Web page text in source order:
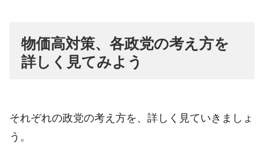
物価高対策、各政党の考え方を
詳しく見てみよう
それぞれの政党の考え方を、詳しく見ていきましょ
う。